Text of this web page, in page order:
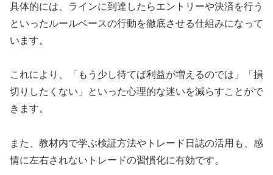
具体的には、ラインに到達したらエントリーや決済を行う
といったルールベースの行動を徹底させる仕組みになって
います。
これにより、「もう少し待てば利益が増えるのでは」「損
切りしたくない」といった心理的な迷いを減らすことがで
きます。
また、教材内で学ぶ検証方法やトレード日誌の活用も、感
情に左右されないトレードの習慣化に有効です。